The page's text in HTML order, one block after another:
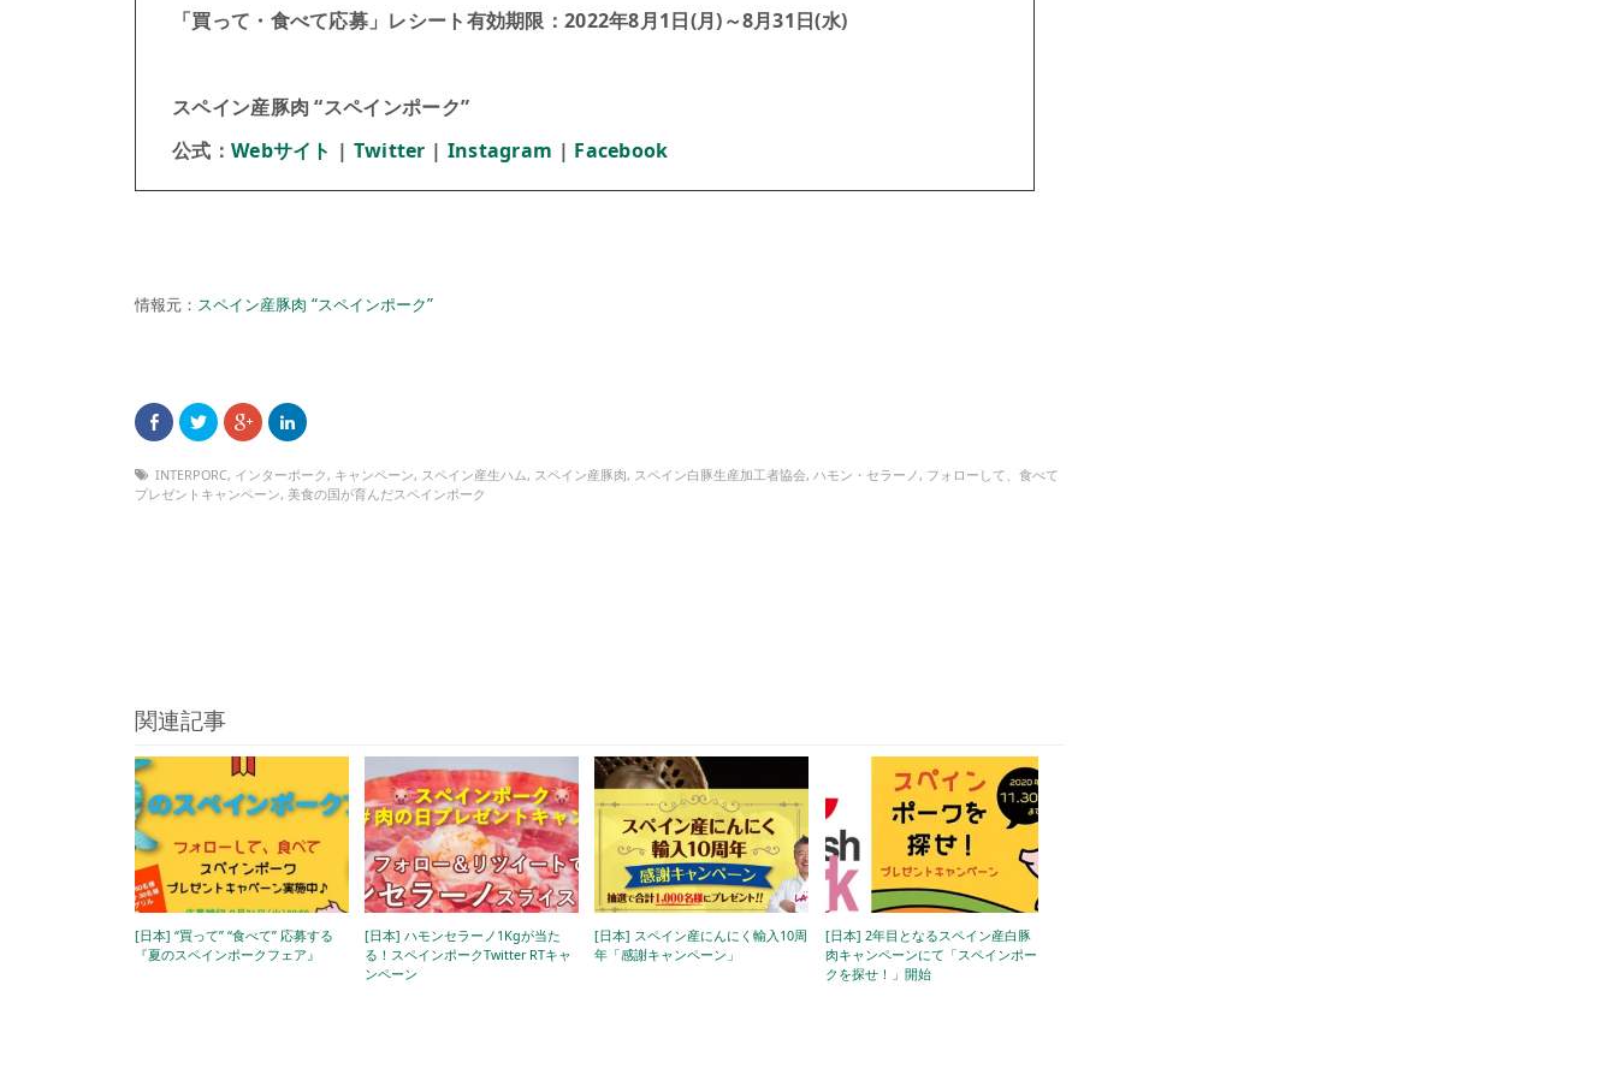
「買って・食べて応募」レシート有効期限：2022年8月1日(月)～8月31日(水)
スペイン産豚肉 “スペインポーク”
公式： Webサイト | Twitter | Instagram | Facebook
情報元： スペイン産豚肉 “スペインポーク”
INTERPORC, インターポーク, キャンペーン, スペイン産生ハム, スペイン産豚肉, スペイン白豚生産加工者協会, ハモン・セラーノ, フォローして、食べて
プレゼントキャンペーン, 美食の国が育んだスペインポーク
関連記事
[日本] “買って” “食べて” 応募する
『夏のスペインポークフェア』
[日本] ハモンセラーノ1Kgが当た
る！⁠スペインポークTwitter RTキャ
ンペーン
[日本] スペイン産にんにく輸入10周
年「感謝キャンペーン」
[日本] 2年目となるスペイン産白豚
肉キャンペーンにて「スペインポー
クを探せ！」開始